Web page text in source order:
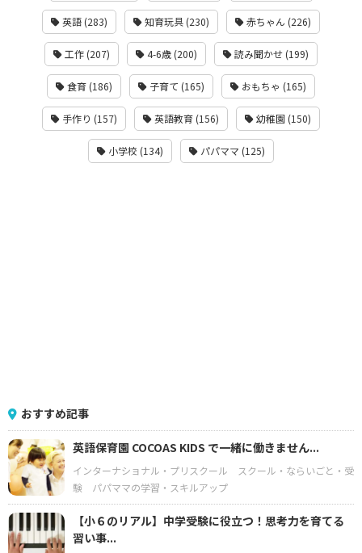
英語 (283) 知育玩具 (230) 赤ちゃん (226)
工作 (207) 4-6歳 (200) 読み聞かせ (199)
食育 (186) 子育て (165) おもちゃ (165)
手作り (157) 英語教育 (156) 幼稚園 (150)
小学校 (134) パパママ (125)
おすすめ記事
英語保育園 COCOAS KIDS で一緒に働きません...
インターナショナル・プリスクール
スクール・ならいごと・受
験
パパママの学習・スキルアップ
【小６のリアル】中学受験に役立つ！思考力を育てる
習い事...